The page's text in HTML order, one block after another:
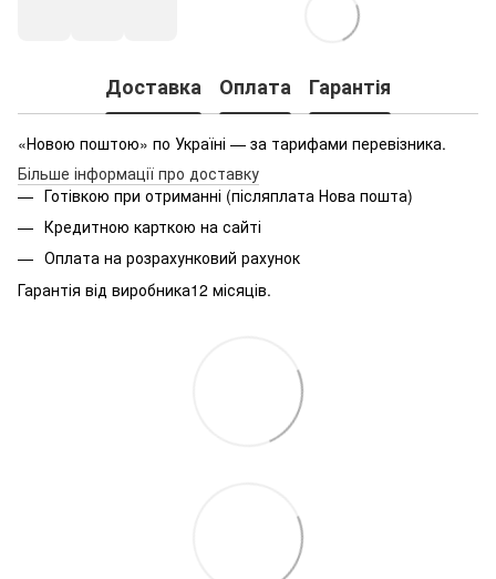
Доставка Оплата Гарантія
«Новою поштою» по Україні — за тарифами перевізника.
Більше інформації про доставку
Готівкою при отриманні (післяплата Нова пошта)
Кредитною карткою на сайті
Оплата на розрахунковий рахунок
Гарантія від виробника12 місяців.